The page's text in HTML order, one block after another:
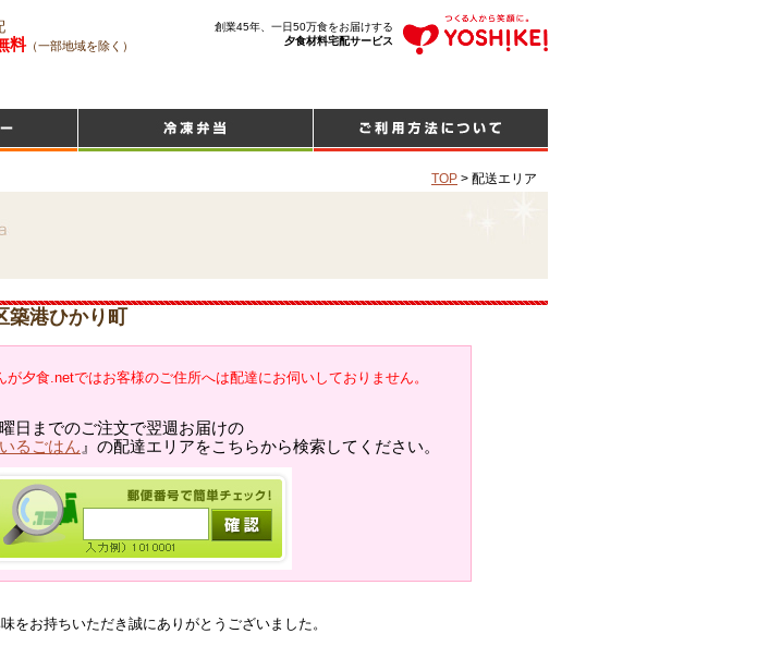
料（一部地域を除く）
創業45年、一日50万食をお届けする
夕食材料宅配サービス
TOP > 配送エリア
港ひかり町
夕食.netではお客様のご住所へは配達にお伺いしておりません。
日までのご注文で翌週お届けの
るごはん 』の配達エリアをこちらから検索してください。
をお持ちいただき誠にありがとうございました。